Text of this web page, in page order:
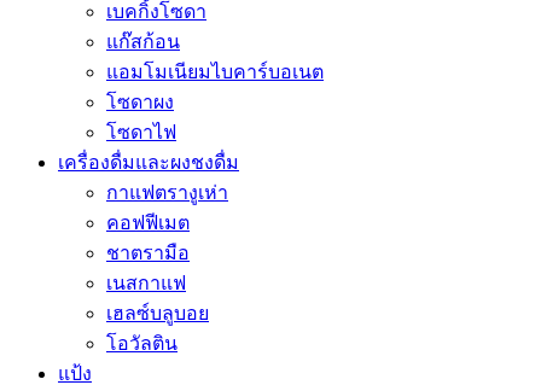
เบคกิ้งโซดา
แก๊สก้อน
แอมโมเนียมไบคาร์บอเนต
โซดาผง
โซดาไฟ
เครื่องดื่มและผงชงดื่ม
กาแฟตรางูเห่า
คอฟฟีเมต
ชาตรามือ
เนสกาแฟ
เฮลซ์บลูบอย
โอวัลติน
แป้ง